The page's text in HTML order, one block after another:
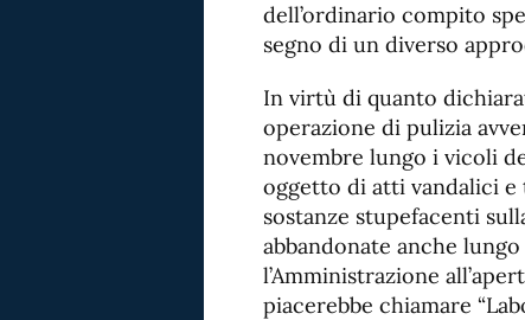
dell’ordinario compito
segno di un diverso
In virtù di quanto
operazione di pulizia
novembre lungo i vicoli
oggetto di atti vandalici
sostanze stupefacenti
abbandonate anche
l’Amministrazione
piacerebbe chiamare